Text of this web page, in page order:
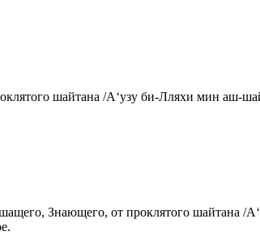
шайтана /А‘узу би-Лляхи мин аш-
Знающего, от проклятого шайтана /